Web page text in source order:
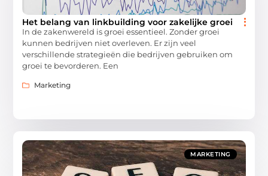
Het belang van linkbuilding voor zakelijke groei
In de zakenwereld is groei essentieel. Zonder groei
kunnen bedrijven niet overleven. Er zijn veel
verschillende strategieën die bedrijven gebruiken om
groei te bevorderen. Een
Marketing
MARKETING